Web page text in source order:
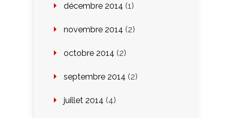
décembre 2014 (1)
novembre 2014 (2)
octobre 2014 (2)
septembre 2014 (2)
juillet 2014 (4)